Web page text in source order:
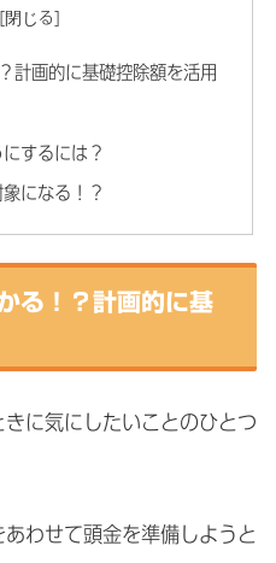
計画的に基礎控除額を活用
するには？
になる！？
る！？計画的に基
に気にしたいことのひとつ
わせて頭金を準備しようと